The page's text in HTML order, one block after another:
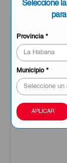
Seleccione
Provincia*
Municipio*
APLICAR